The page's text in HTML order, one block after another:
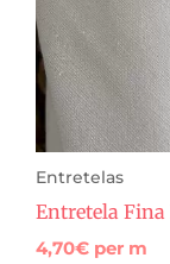
Entretelas
Entretela Fina
4,70€ per m